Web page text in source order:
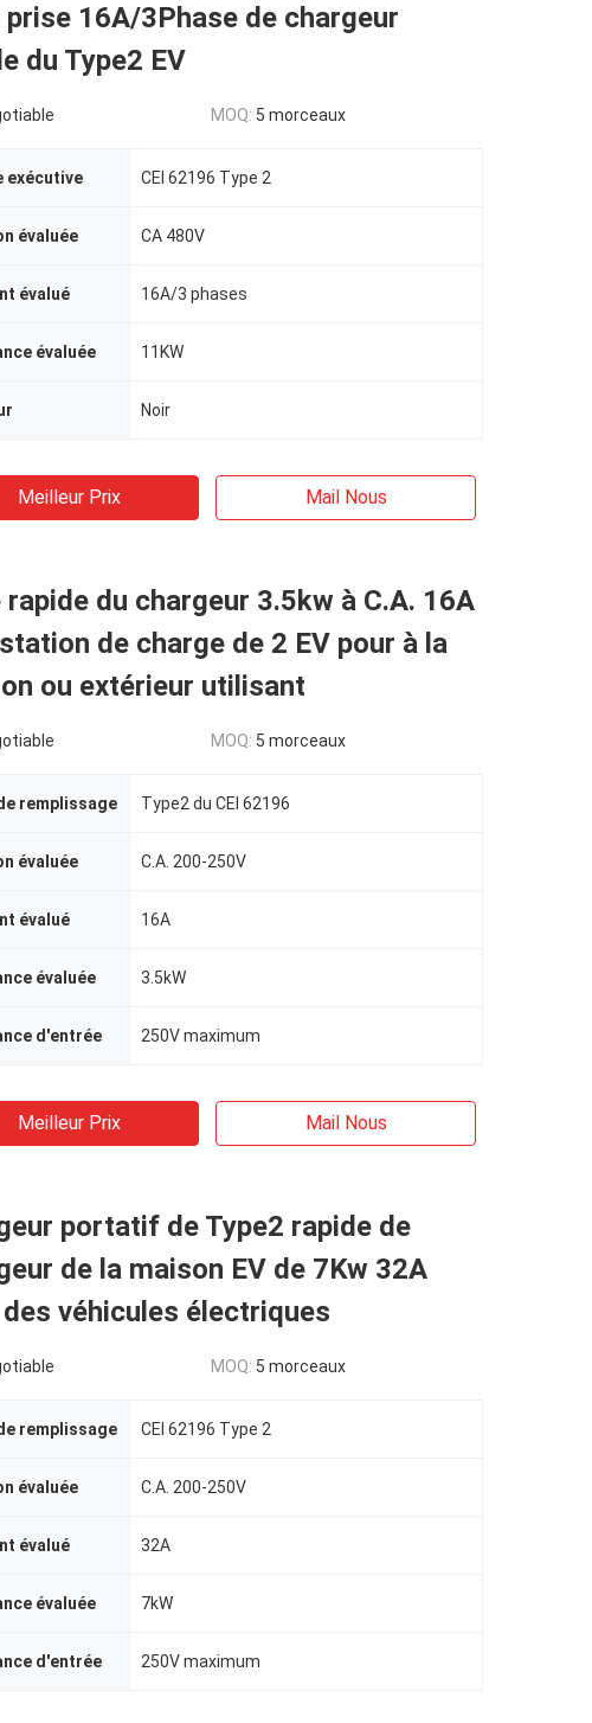
prise 16A/3Phase de chargeur
du Type2 EV
MOQ: 5 morceaux
exécutive CEI 62196 Type 2
évaluée CA 480V
évalué 16A/3 phases
évaluée 11KW
Noir
Meilleur Prix Mail Nous
rapide du chargeur 3.5kw à C.A. 16A
de charge de 2 EV pour à la
ou extérieur utilisant
MOQ: 5 morceaux
remplissage Type2 du CEI 62196
évaluée C.A. 200-250V
évalué 16A
évaluée 3.5kW
d'entrée 250V maximum
Meilleur Prix Mail Nous
portatif de Type2 rapide de
de la maison EV de 7Kw 32A
véhicules électriques
MOQ: 5 morceaux
remplissage CEI 62196 Type 2
évaluée C.A. 200-250V
évalué 32A
évaluée 7kW
d'entrée 250V maximum